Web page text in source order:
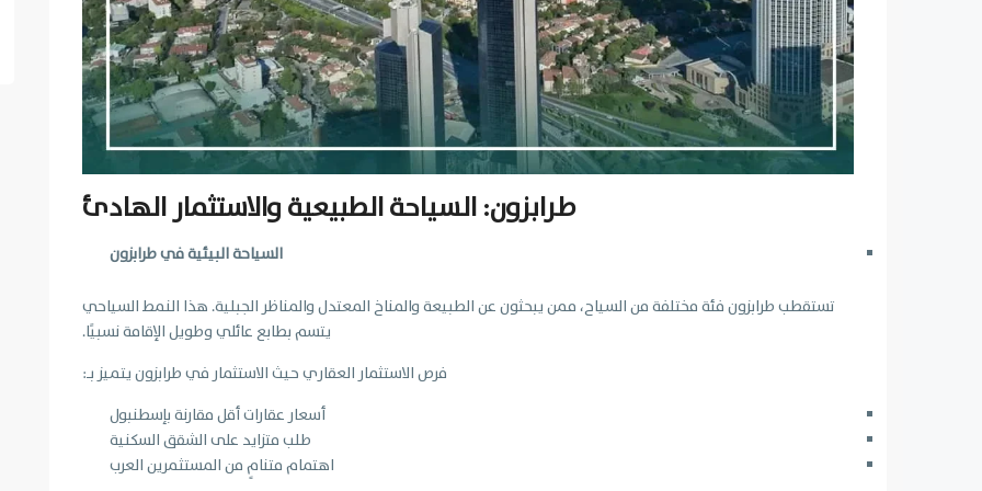
طرابزون: السياحة الطبيعية والاستثمار الهادئ
السياحة البيئية في طرابزون
تستقطب طرابزون فئة مختلفة من السياح، ممن يبحثون عن الطبيعة والمناخ المعتدل والمناظر الجبلية. هذا النمط السياحي
يتسم بطابع عائلي وطويل الإقامة نسبيًا.
فرص الاستثمار العقاري حيث الاستثمار في طرابزون يتميز بـ:
أسعار عقارات أقل مقارنة بإسطنبول
طلب متزايد على الشقق السكنية
اهتمام متنامٍ من المستثمرين العرب